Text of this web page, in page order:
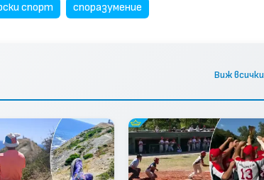
спорт споразумение
Виж всички